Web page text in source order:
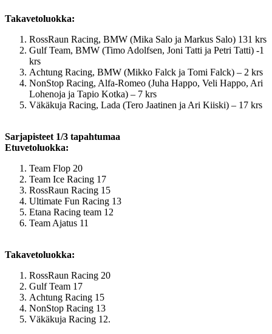
Takavetoluokka:
RossRaun Racing, BMW (Mika Salo ja Markus Salo) 131 krs
Gulf Team, BMW (Timo Adolfsen, Joni Tatti ja Petri Tatti) -1
krs
Achtung Racing, BMW (Mikko Falck ja Tomi Falck) – 2 krs
NonStop Racing, Alfa-Romeo (Juha Happo, Veli Happo, Ari
Lohenoja ja Tapio Kotka) – 7 krs
Väkäkuja Racing, Lada (Tero Jaatinen ja Ari Kiiski) – 17 krs
Sarjapisteet 1/3 tapahtumaa
Etuvetoluokka:
Team Flop 20
Team Ice Racing 17
RossRaun Racing 15
Ultimate Fun Racing 13
Etana Racing team 12
Team Ajatus 11
Takavetoluokka:
RossRaun Racing 20
Gulf Team 17
Achtung Racing 15
NonStop Racing 13
Väkäkuja Racing 12.